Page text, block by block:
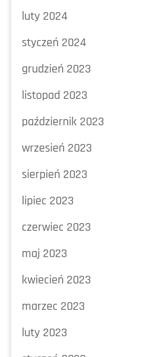
luty 2024
styczeń 2024
grudzień 2023
listopad 2023
październik 2023
wrzesień 2023
sierpień 2023
lipiec 2023
czerwiec 2023
maj 2023
kwiecień 2023
marzec 2023
luty 2023